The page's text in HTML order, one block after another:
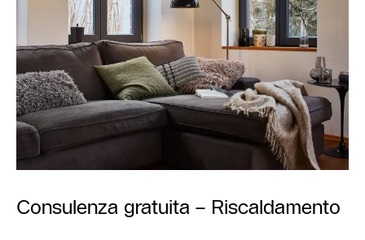
Consulenza gratuita – Riscaldamento